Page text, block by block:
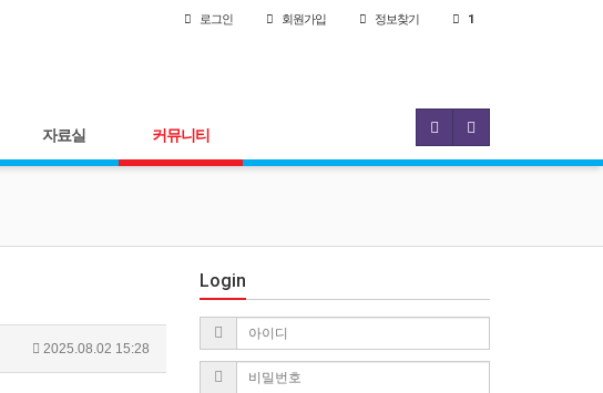
로그인 회원가입 정보찾기 1
자료실 커뮤니티
2025.08.02 15:28
Login